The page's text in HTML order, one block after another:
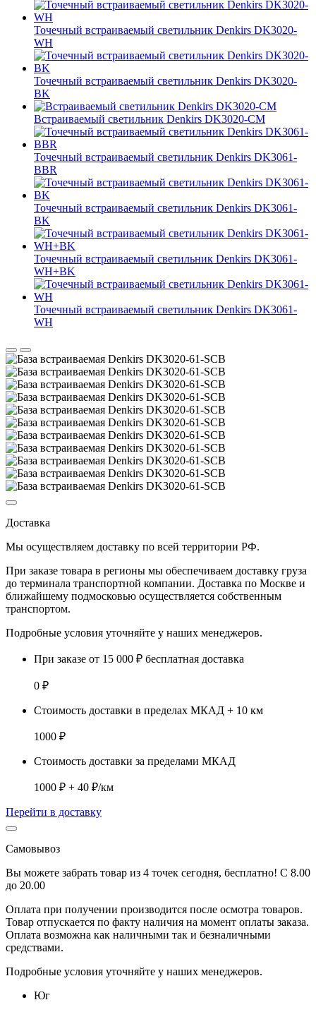
Точечный встраиваемый светильник Denkirs DK3020-
WH
Точечный встраиваемый светильник Denkirs DK3020-
BK
Встраиваемый светильник Denkirs DK3020-CM
Точечный встраиваемый светильник Denkirs DK3061-
BBR
Точечный встраиваемый светильник Denkirs DK3061-
BK
Точечный встраиваемый светильник Denkirs DK3061-
WH+BK
Точечный встраиваемый светильник Denkirs DK3061-
WH
Доставка
Мы осуществляем доставку по всей территории РФ.
При заказе товара в регионы мы обеспечиваем доставку груза
до терминала транспортной компании. Доставка по Москве и
ближайшему подмосковью осуществляется собственным
транспортом.
Подробные условия уточняйте у наших менеджеров.
При заказе от 15 000 ₽ бесплатная доставка
0 ₽
Стоимость доставки в пределах МКАД + 10 км
1000 ₽
Стоимость доставки за пределами МКАД
1000 ₽ + 40 ₽/км
Перейти в доставку
Самовывоз
Вы можете забрать товар из 4 точек сегодня, бесплатно! С 8.00
до 20.00
Оплата при получении производится после осмотра товаров.
Товар отпускается по факту наличия на момент оплаты заказа.
Оплата возможна как наличными так и безналичными
средствами.
Подробные условия уточняйте у наших менеджеров.
Юг